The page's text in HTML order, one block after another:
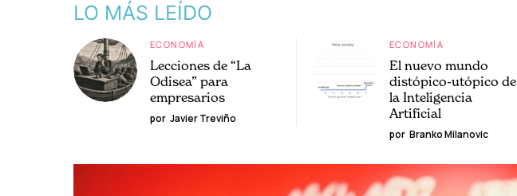
LO MÁS LEÍDO
ECONOMÍA
Lecciones de “La
Odisea” para
empresarios
por Javier Treviño
ECONOMÍA
El nuevo mundo
distópico-utópico de
la Inteligencia
Artificial
por Branko Milanovic